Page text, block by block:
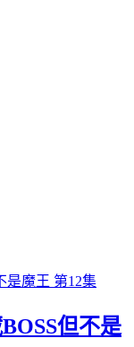
第12集
但不是